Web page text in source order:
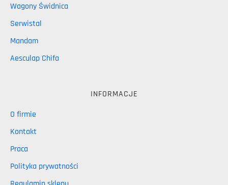
Wagony Świdnica
Serwistal
Mandam
Aesculap Chifa
INFORMACJE
O firmie
Kontakt
Praca
Polityka prywatności